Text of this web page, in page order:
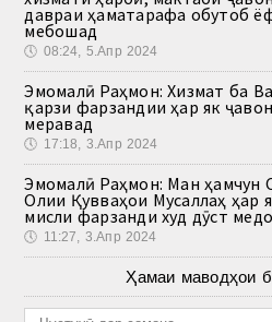
давраи ҳаматарафа обутоб
мебошад
🕔 08:24, 5.Апр 2024
Эмомалӣ Раҳмон: Хизмат ба
қарзи фарзандии ҳар як
меравад
🕔 17:18, 3.Апр 2024
Эмомалӣ Раҳмон: Ман ҳамчун
Олии Қувваҳои Мусаллаҳ ҳар
мисли фарзанди худ дӯст
🕔 11:27, 3.Апр 2024
Ҳамаи маводҳои